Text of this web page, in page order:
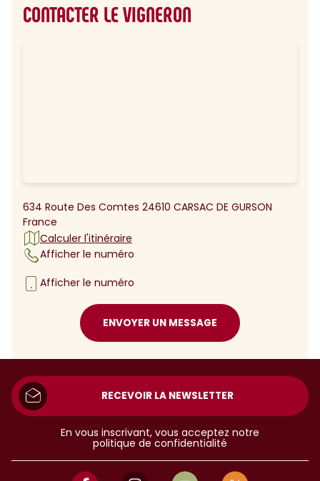
CONTACTER LE VIGNERON
634 Route Des Comtes 24610 CARSAC DE GURSON
France
Calculer l'itinéraire
Afficher le numéro
Afficher le numéro
ENVOYER UN MESSAGE
RECEVOIR LA NEWSLETTER
En vous inscrivant, vous acceptez notre
politique de confidentialité